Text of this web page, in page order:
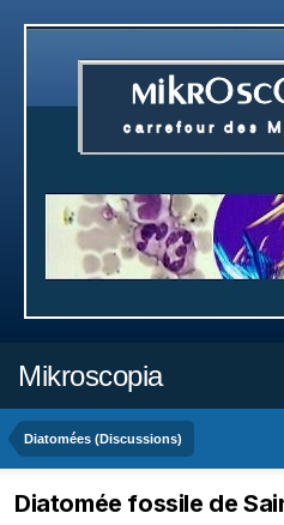
Mikroscopia
Diatomées (Discussions)
Diatomée fossile de